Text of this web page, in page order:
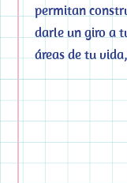
permitan
darle un giro a
áreas de tu